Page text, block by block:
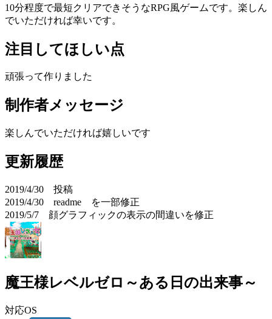
10分程度で最短クリアできそうなRPG風ゲームです。楽しん
でいただければ幸いです。
注目してほしい点
頑張って作りました
制作者メッセージ
楽しんでいただければ嬉しいです
更新履歴
2019/4/30 投稿
2019/4/30 readme を一部修正
2019/5/7 顔グラフィックの表示の間違いを修正
魔王様レベルゼロ～ある日の出来事～
対応OS